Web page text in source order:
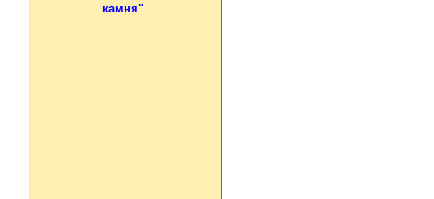
камня"